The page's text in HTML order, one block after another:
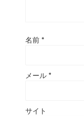
名前 *
メール *
サイト